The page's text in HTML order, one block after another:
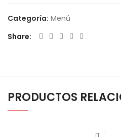
Categoría: Menú
Share
PRODUCTOS